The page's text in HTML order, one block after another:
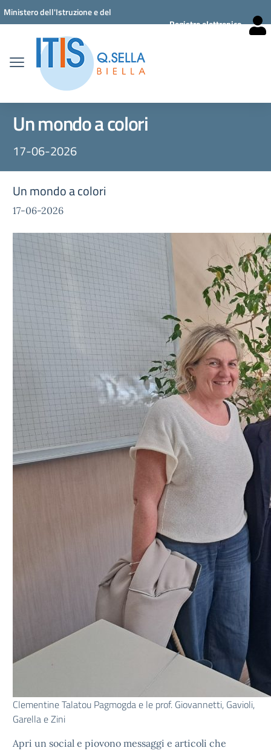
Vai ai contenuti
Vai al menu di navigazione
Vai al footer
Ministero dell'Istruzione e del
Registro elettronico
Un mondo a colori
17-06-2026
Un mondo a colori
17-06-2026
Clementine Talatou Pagmogda e le prof. Giovannetti, Gavioli,
Garella e Zini
Apri un social e piovono messaggi e articoli che